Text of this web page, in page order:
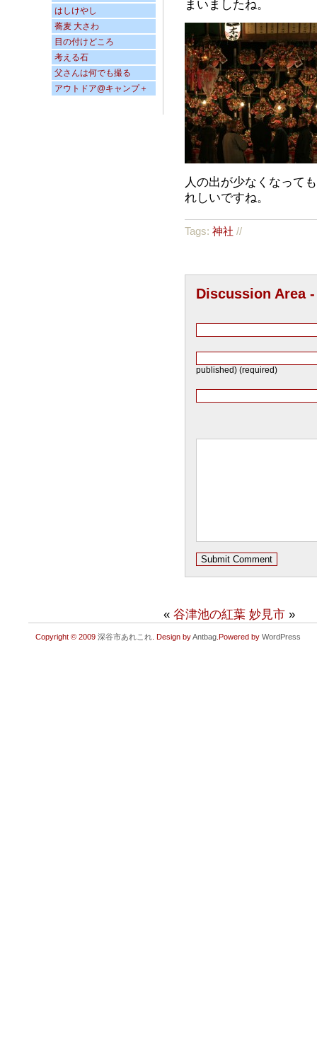
はしけやし
蕎麦 大さわ
目の付けどころ
考える石
父さんは何でも撮る
アウトドア@キャンプ＋
まいましたね。
人の出が少なくなって
れしいですね。
Tags: 神社 //
Discussion Area
published) (required)
« 谷津池の紅葉 妙見市 »
Copyright © 2009 深谷市あれこれ . Design byAntbag .Powered by WordPress